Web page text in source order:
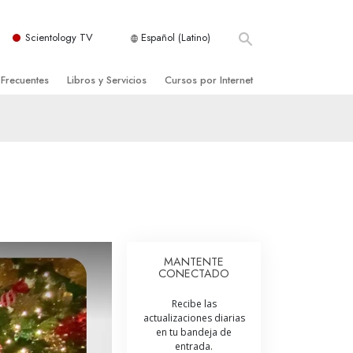
Scientology TV Español (Latino)
de Scientology
Libros y Servicios
Introductorias
Iniciales
Cursos por Internet
Ayudas para Enfermedades y Lesiones
La Integridad y la Honestidad
El Matrimonio
La Escala Tonal Emocional
MANTENTE
CONECTADO
Recibe las
actualizaciones diarias
en tu bandeja de
entrada.